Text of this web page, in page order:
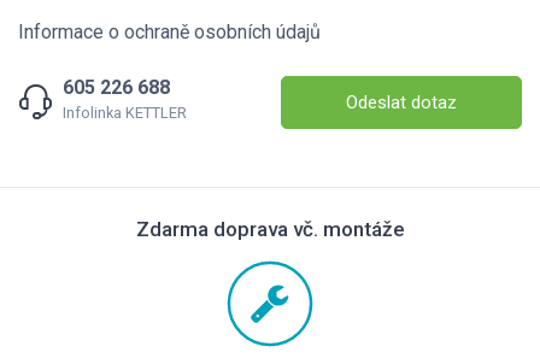
Informace o ochraně osobních údajů
605 226 688
Infolinka KETTLER Odeslat dotaz
Zdarma doprava vč. montáže